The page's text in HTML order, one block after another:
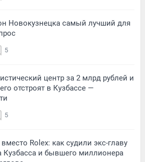
Новокузнецка самый лучший для
5
центр за 2 млрд рублей и
отстроят в Кузбассе —
5
Rolex: как судили экс-главу
Кузбасса и бывшего миллионера